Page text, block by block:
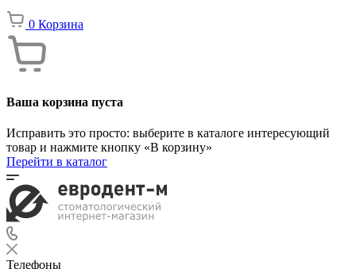
0 Корзина
Ваша корзина пуста
Исправить это просто: выберите в каталоге интересующий
товар и нажмите кнопку «В корзину»
Перейти в каталог
Телефоны